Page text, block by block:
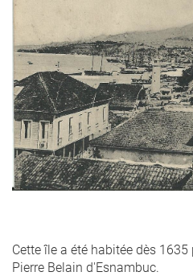
Cette île a été habitée dès
Pierre Belain d'Esnambuc.